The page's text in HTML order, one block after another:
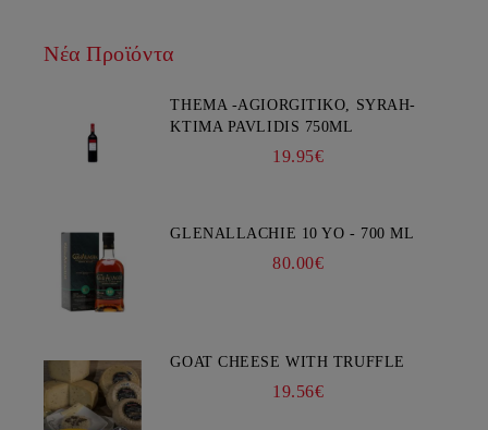
Νέα Προϊόντα
THEMA -AGIORGITIKO, SYRAH-
KTIMA PAVLIDIS 750ML
19.95€
GLENALLACHIE 10 YO - 700 ML
80.00€
GOAT CHEESE WITH TRUFFLE
19.56€